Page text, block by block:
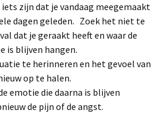
zijn dat je vandaag meegemaakt
dagen geleden. Zoek het niet te
dat je geraakt heeft en waar de
is blijven hangen.
te herinneren en het gevoel van
op te halen.
emotie die daarna is blijven
de pijn of de angst.